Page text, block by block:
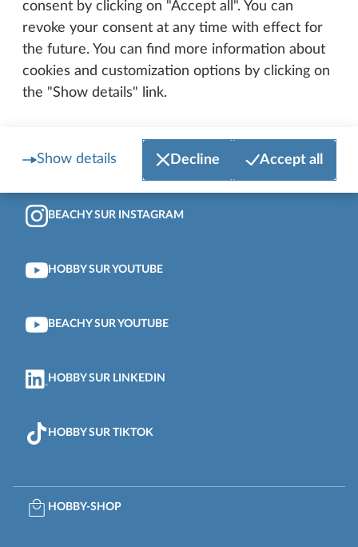
consent by clicking on "Accept all". You can
revoke your consent at any time with effect for
the future. You can find more information about
cookies and customization options by clicking on
the "Show details" link.
Show details Decline Accept all
BEACHY SUR FACEBOOK
HOBBY FORMATION SUR INSTAGRAM
BEACHY SUR INSTAGRAM
HOBBY SUR YOUTUBE
BEACHY SUR YOUTUBE
HOBBY SUR LINKEDIN
HOBBY SUR TIKTOK
HOBBY-SHOP